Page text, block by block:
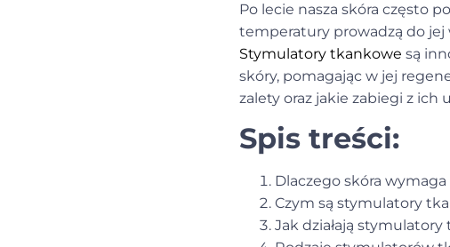
Po lecie nasza skóra często
temperatury prowadzą do jej
Stymulatory tkankowe są
skóry, pomagając w jej
zalety oraz jakie zabiegi z ich
Spis treści:
Dlaczego skóra
Czym są stymulatory
Jak działają